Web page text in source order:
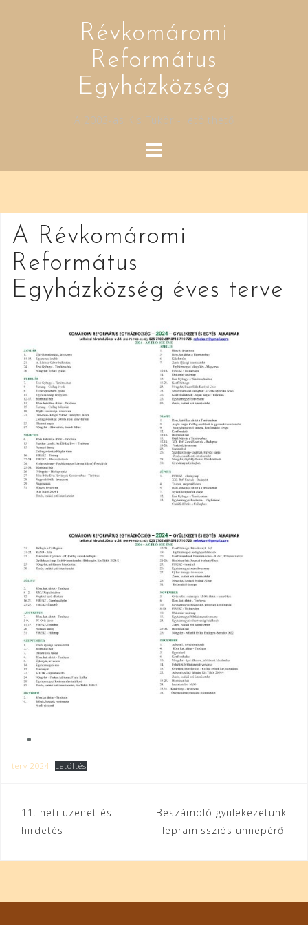
Révkomáromi
Református
Egyházközség
A 2003-as Kis Tükör - letölthető
A Révkomáromi
Református
Egyházközség éves terve
terv 2024 Letöltés
Bejegyzés
navigáció
11. heti üzenet és
hirdetés
Beszámoló gyülekezetünk
lepramissziós ünnepéről